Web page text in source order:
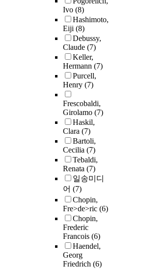
Ivo (8)
Hashimoto,
Eiji (8)
Debussy,
Claude (7)
Keller,
Hermann (7)
Purcell,
Henry (7)
Frescobaldi,
Girolamo (7)
Haskil,
Clara (7)
Bartoli,
Cecilia (7)
Tebaldi,
Renata (7)
일송미디
어 (7)
Chopin,
Fre>de>ric (6)
Chopin,
Frederic
Francois (6)
Haendel,
Georg
Friedrich (6)